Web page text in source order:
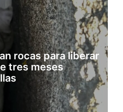
rocas para liberar
tres meses